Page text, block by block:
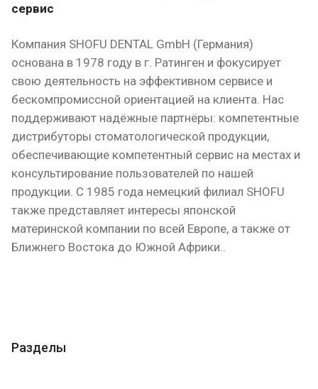
сервис
Компания SHOFU DENTAL GmbH (Германия)
основана в 1978 году в г. Ратинген и фокусирует
свою деятельность на эффективном сервисе и
бескомпромиссной ориентацией на клиента. Нас
поддерживают надёжные партнёры: компетентные
дистрибуторы стоматологической продукции,
обеспечивающие компетентный сервис на местах и
консультирование пользователей по нашей
продукции. С 1985 года немецкий филиал SHOFU
также представляет интересы японской
материнской компании по всей Европе, а также от
Ближнего Востока до Южной Африки..
Разделы